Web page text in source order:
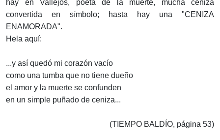
hay en Vallejos, poeta de la muerte, mucha ceniza
convertida en símbolo; hasta hay una "CENIZA
ENAMORADA".
Hela aquí:
...y así quedó mi corazón vacío
como una tumba que no tiene dueño
el amor y la muerte se confunden
en un simple puñado de ceniza...
(TIEMPO BALDÍO, página 53)